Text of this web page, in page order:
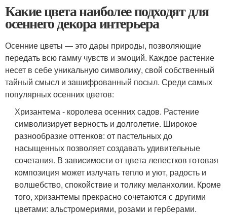
Какие цвета наиболее подходят для
осеннего декора интерьера
Осенние цветы — это дары природы, позволяющие
передать всю гамму чувств и эмоций. Каждое растение
несет в себе уникальную символику, свой собственный
тайный смысл и зашифрованный посыл. Среди самых
популярных осенних цветов:
Хризантема - королева осенних садов. Растение
символизирует верность и долголетие. Широкое
разнообразие оттенков: от пастельных до
насыщенных позволяет создавать удивительные
сочетания. В зависимости от цвета лепестков готовая
композиция может излучать тепло и уют, радость и
волшебство, спокойствие и толику меланхолии. Кроме
того, хризантемы прекрасно сочетаются с другими
цветами: альстромериями, розами и герберами.